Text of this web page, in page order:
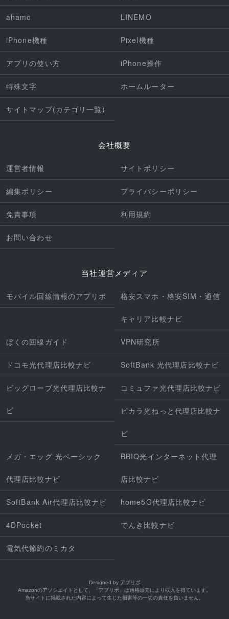
ahamo LINEMO
iPhone機種 Pixel機種
アプリの使い方 iPhone操作
特殊文字 ホームルーター
サイトマップ(カテゴリ一覧)
会社概要
運営者情報 サイトポリシー
編集ポリシー プライバシーポリシー
免責事項 利用規約
お問い合わせ
当社運営メディア
モバイル回線情報のアプリポ 格安スマホ・格安SIM・通信
キャリア比較ナビ
ぼくの回線ガイド VPN研究所
ドコモ光代理店比較ナビ SoftBank 光代理店比較ナビ
ビッグローブ光代理店比較ナ
ビ
コミュファ光代理店比較ナビ
ピカラ光ねっと代理店比較ナ
ビ
メガ・エッグ 光ベーシック
代理店比較ナビ
BBIQ光インターネット代理
店比較ナビ
SoftBank Air代理店比較ナビ home5G代理店比較ナビ
4DPocket でんき比較ナビ
電気代節約のミカタ
Designed by アプリポ
Amazonのアソシエイトとして、「アプリポ」は適格販売により収入を得ています。
当サイトに掲載された内容によって生じた損害等の一切の責任を負いません。